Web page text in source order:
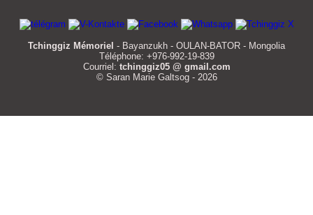
Tchinggiz Mémoriel - Bayanzukh - OULAN-BATOR - Mongolia
Téléphone: +976-992-19-839
Courriel: tchinggiz05 @ gmail.com
© Saran Marie Galtsog - 2026